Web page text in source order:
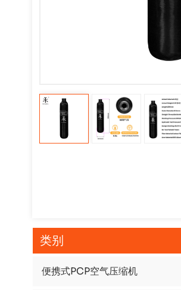
类别
便携式PCP空气压缩机